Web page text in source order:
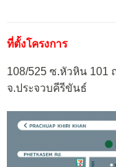
ที่ตั้งโครงการ
108/525 ซ.หัวหิน 101
จ.ประจวบคีรีขันธ์